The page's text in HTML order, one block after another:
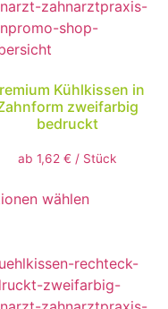
Kühlkissen in
zweifarbig
bedruckt
ab1,62€ / Stück
wählen